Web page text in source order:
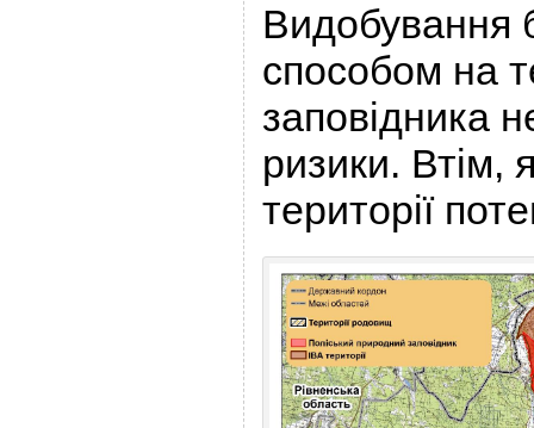
Видобування
способом на
заповідника
ризики. Втім,
території